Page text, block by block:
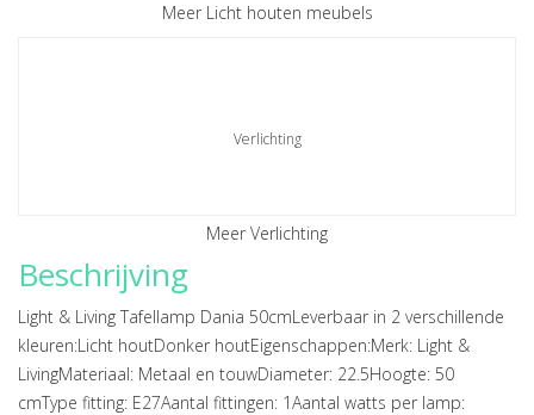
Meer Licht houten meubels
Verlichting
Meer Verlichting
Beschrijving
Light & Living Tafellamp Dania 50cmLeverbaar in 2 verschillende
kleuren:Licht houtDonker houtEigenschappen:Merk: Light &
LivingMateriaal: Metaal en touwDiameter: 22.5Hoogte: 50
cmType fitting: E27Aantal fittingen: 1Aantal watts per lamp: